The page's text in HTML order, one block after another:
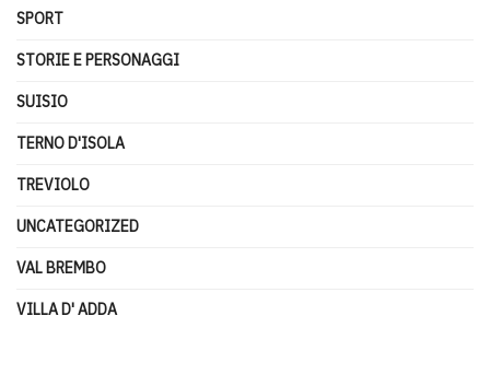
SPORT
STORIE E PERSONAGGI
SUISIO
TERNO D'ISOLA
TREVIOLO
UNCATEGORIZED
VAL BREMBO
VILLA D' ADDA